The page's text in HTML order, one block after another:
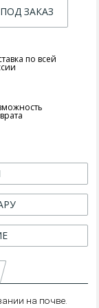
ПОД ЗАКАЗ
по всей
на почве.